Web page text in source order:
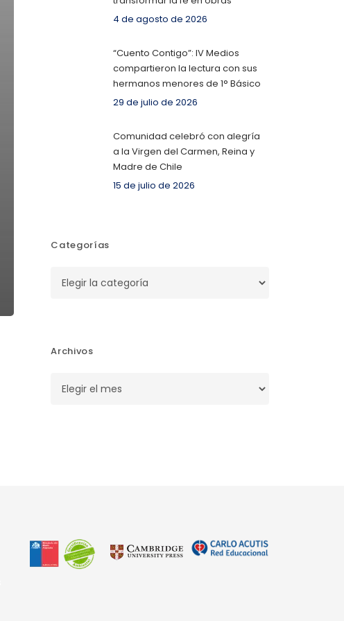
4 de agosto de 2026
“Cuento Contigo”: IV Medios
compartieron la lectura con sus
hermanos menores de 1° Básico
29 de julio de 2026
Comunidad celebró con alegría
a la Virgen del Carmen, Reina y
Madre de Chile
15 de julio de 2026
Categorías
Archivos